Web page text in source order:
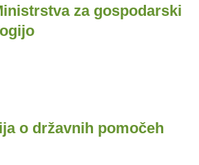
za gospodarski
o državnih pomočeh